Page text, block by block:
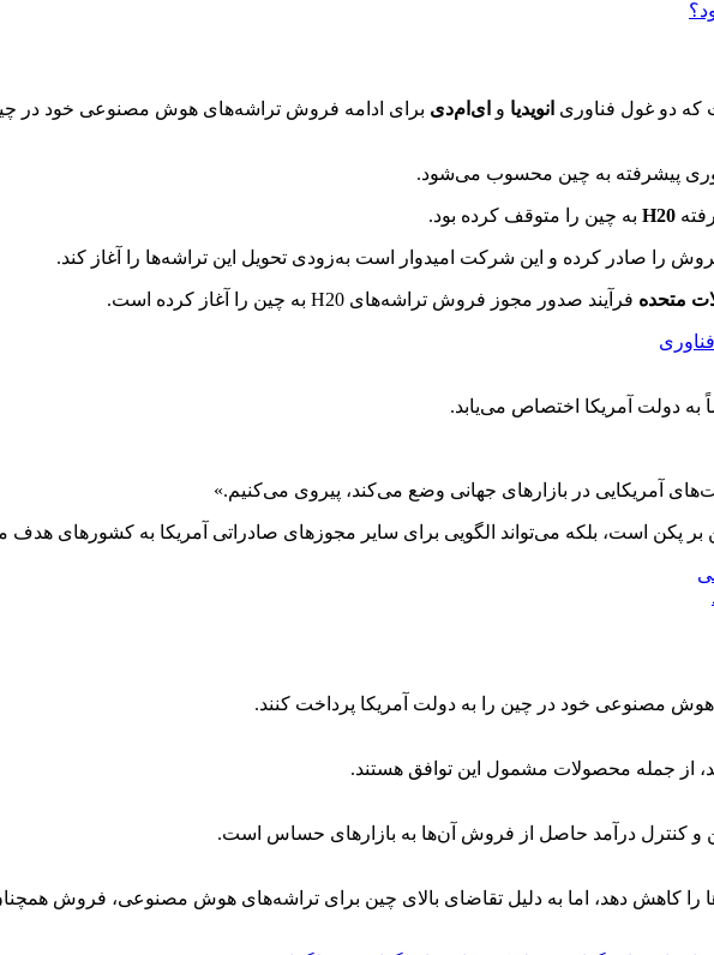
که دو غول فناوری انویدیا و ای‌ام‌دی
پیشرفته به چین محسوب می‌شود.
H20 به چین را متوقف کرده بود.
را صادر کرده و این شرکت امیدوار است به‌زودی تحویل این تراشه‌ها را آغاز کند.
متحده فرآیند صدور مجوز فروش تراشه‌های H20 به چین را آغاز کرده است.
به دولت آمریکا اختصاص می‌یابد.
آمریکایی در بازارهای جهانی وضع می‌کند، پیروی می‌کنیم.»
بر پکن است، بلکه می‌تواند الگویی برای سایر مجوزهای صادراتی آمریکا به کشورهای هدف
از جمله محصولات مشمول این توافق هستند.
و کنترل درآمد حاصل از فروش آن‌ها به بازارهای حساس است.
را کاهش دهد، اما به دلیل تقاضای بالای چین برای تراشه‌های هوش مصنوعی، فروش